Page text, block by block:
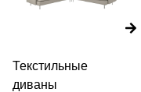
Текстильные
диваны